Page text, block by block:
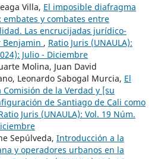
Villa, El imposible diafragma
y combates entre
Las encrucijadas jurídico-
Benjamin , Ratio Juris (UNAULA):
Julio - Diciembre
Molina, Juan David
Leonardo Sabogal Murcia, El
de la Verdad y [su
de Santiago de Cali como
Juris (UNAULA): Vol. 19 Núm.
Sepúlveda, Introducción a la
y operadores urbanos en la